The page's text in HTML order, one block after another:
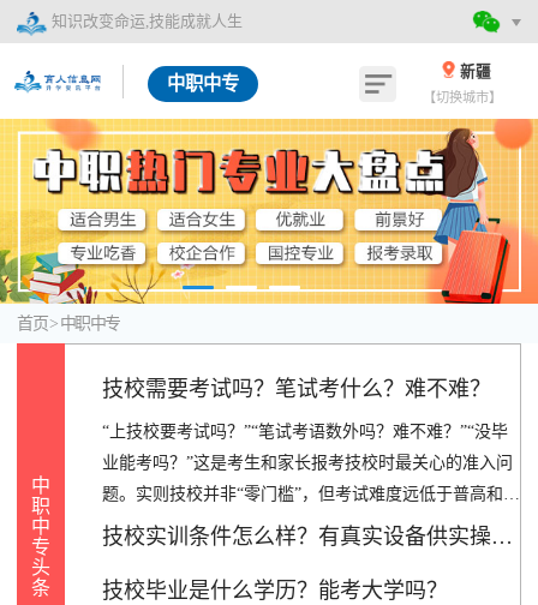
知识改变命运,技能成就人生
中职中专
新疆
【切换城市】
首页 > 中职中专
中
职
中
专
头
条
技校需要考试吗？笔试考什么？难不难？
“上技校要考试吗？”“笔试考语数外吗？难不难？”“没毕
业能考吗？”这是考生和家长报考技校时最关心的准入问
题。实则技校并非“零门槛”，但考试难度远低于普高和中
考，且侧重“基础能力+专业适配”。2024年调研显示，9
行，仅少数技能拔尖者可免试。[详情]
技校实训条件怎么样？有真实设备供实操吗？
技校毕业是什么学历？能考大学吗？